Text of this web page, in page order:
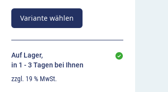
Variante wählen
Auf Lager,
in 1 - 3 Tagen bei Ihnen
zzgl. 19 % MwSt.